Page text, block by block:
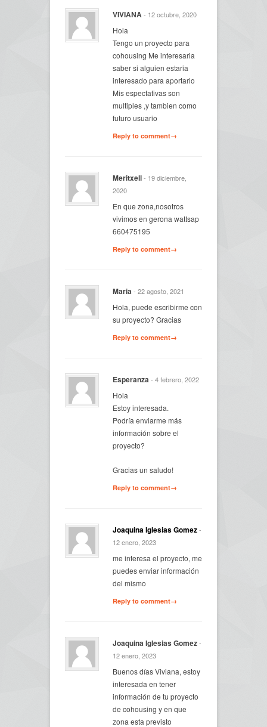
VIVIANA- 12 octubre, 2020
Hola
Tengo un proyecto para
cohousing Me interesaria
saber si alguien estaria
interesado para aportarlo
Mis espectativas son
multiples ,y tambien como
futuro usuario
Reply to comment→
Meritxell- 19 diciembre,
2020
En que zona,nosotros
vivimos en gerona wattsap
660475195
Reply to comment→
Maria- 22 agosto, 2021
Hola, puede escribirme con
su proyecto? Gracias
Reply to comment→
Esperanza- 4 febrero, 2022
Hola
Estoy interesada.
Podría enviarme más
información sobre el
proyecto?
Gracias un saludo!
Reply to comment→
Joaquina Iglesias Gomez-
12 enero, 2023
me interesa el proyecto, me
puedes enviar información
del mismo
Reply to comment→
Joaquina Iglesias Gomez-
12 enero, 2023
Buenos días Viviana, estoy
interesada en tener
información de tu proyecto
de cohousing y en que
zona esta previsto